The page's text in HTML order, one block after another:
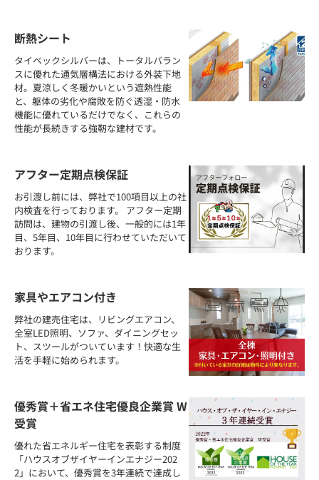
断熱シート
タイベックシルバーは、トータルバラン
スに優れた通気層構法における外装下地
材。夏涼しく冬暖かいという遮熱性能
と、躯体の劣化や腐敗を防ぐ透湿・防水
機能に優れているだけでなく、これらの
性能が長続きする強靭な建材です。
アフター定期点検保証
お引渡し前には、弊社で100項目以上の社
内検査を行っております。 アフター定期
訪問は、建物の引渡し後、一般的には1年
目、5年目、10年目に行わせていただいて
おります。
家具やエアコン付き
弊社の建売住宅は、リビングエアコン、
全室LED照明、ソファ、ダイニングセッ
ト、スツールがついています！快適な生
活を手軽に始められます。
優秀賞＋省エネ住宅優良企業賞 W
受賞
優れた省エネルギー住宅を表彰する制度
「ハウスオブザイヤーインエナジー202
2」において、優秀賞を3年連続で達成し